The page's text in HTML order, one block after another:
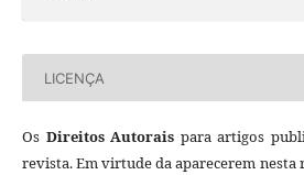
LICENÇA
Os Direitos Autorais para artigos
revista. Em virtude da aparecerem nesta